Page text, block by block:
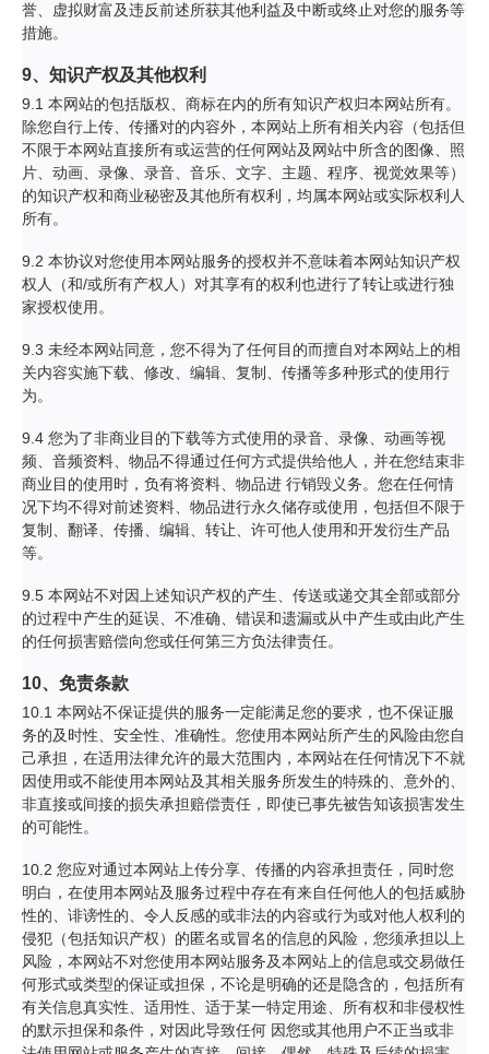
誉、虚拟财富及违反前述所获其他利益及中断或终止对您的服务等
措施。
9、知识产权及其他权利
9.1 本网站的包括版权、商标在内的所有知识产权归本网站所有。
除您自行上传、传播对的内容外，本网站上所有相关内容（包括但
不限于本网站直接所有或运营的任何网站及网站中所含的图像、照
片、动画、录像、录音、音乐、文字、主题、程序、视觉效果等）
的知识产权和商业秘密及其他所有权利，均属本网站或实际权利人
所有。
9.2 本协议对您使用本网站服务的授权并不意味着本网站知识产权
权人（和/或所有产权人）对其享有的权利也进行了转让或进行独
家授权使用。
9.3 未经本网站同意，您不得为了任何目的而擅自对本网站上的相
关内容实施下载、修改、编辑、复制、传播等多种形式的使用行
为。
9.4 您为了非商业目的下载等方式使用的录音、录像、动画等视
频、音频资料、物品不得通过任何方式提供给他人，并在您结束非
商业目的使用时，负有将资料、物品进 行销毁义务。您在任何情
况下均不得对前述资料、物品进行永久储存或使用，包括但不限于
复制、翻译、传播、编辑、转让、许可他人使用和开发衍生产品
等。
9.5 本网站不对因上述知识产权的产生、传送或递交其全部或部分
的过程中产生的延误、不准确、错误和遗漏或从中产生或由此产生
的任何损害赔偿向您或任何第三方负法律责任。
10、免责条款
10.1 本网站不保证提供的服务一定能满足您的要求，也不保证服
务的及时性、安全性、准确性。您使用本网站所产生的风险由您自
己承担，在适用法律允许的最大范围内，本网站在任何情况下不就
因使用或不能使用本网站及其相关服务所发生的特殊的、意外的、
非直接或间接的损失承担赔偿责任，即使已事先被告知该损害发生
的可能性。
10.2 您应对通过本网站上传分享、传播的内容承担责任，同时您
明白，在使用本网站及服务过程中存在有来自任何他人的包括威胁
性的、诽谤性的、令人反感的或非法的内容或行为或对他人权利的
侵犯（包括知识产权）的匿名或冒名的信息的风险，您须承担以上
风险，本网站不对您使用本网站服务及本网站上的信息或交易做任
何形式或类型的保证或担保，不论是明确的还是隐含的，包括所有
有关信息真实性、适用性、适于某一特定用途、所有权和非侵权性
的默示担保和条件，对因此导致任何 因您或其他用户不正当或非